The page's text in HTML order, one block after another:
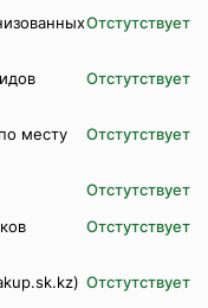
Отстутствует
Отстутствует
месту
Отстутствует
Отстутствует
Отстутствует
Отстутствует